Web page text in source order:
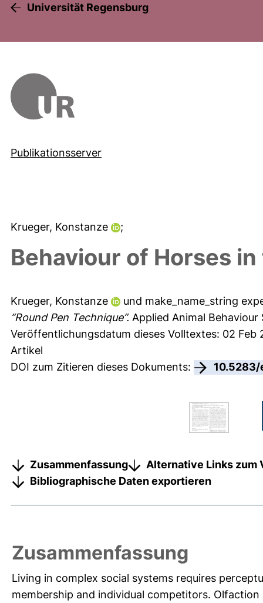
Universität Regensburg
Publikationsserver
Krueger, Konstanze ;
Behaviour of Horses in
Krueger, Konstanze und make_name_string
“Round Pen Technique”. Applied Animal Behaviour
Veröffentlichungsdatum dieses Volltextes: 02 Feb
Artikel
DOI zum Zitieren dieses Dokuments:
10.5283/
Zusammenfassung
Alternative Links zum
Bibliographische Daten exportieren
Zusammenfassung
Living in complex social systems requires
membership and individual competitors.